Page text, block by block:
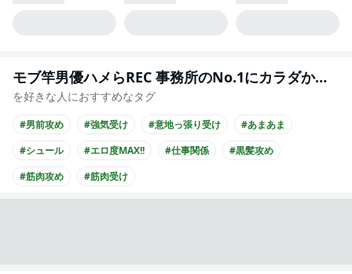
モブ竿男優ハメらREC 事務所のNo.1にカラダから暴かれてます
を好きな人におすすめなタグ
#男前攻め #強気受け #意地っ張り受け
#あまあま
#シュール
#エロ度MAX!! #仕事関係
#黒髪攻め
#筋肉攻め
#筋肉受け